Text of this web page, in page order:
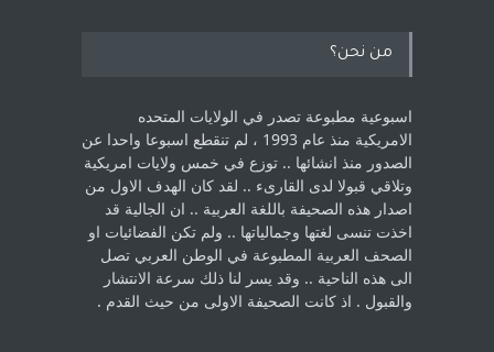
من نحن؟
اسبوعية مطبوعة تصدر في الولايات المتحده
الامريكية منذ عام 1993 ، لم ‏تنقطع اسبوعا واحدا عن
الصدور منذ انشائها .. توزع في خمس ولايات امريكية
‏وتلاقي قبولا لدى القارىء ..‏ لقد كان الهدف الاول من
اصدار هذه الصحيفة باللغة العربية .. ان الجالية قد
اخذت ‏تنسى لغتها وجمالياتها .. ولم تكن الفضائيات او
الصحف العربية المطبوعة في الوطن ‏العربي تصل
الى هذه الناحية .. وقد يسر لنا ذلك سرعة الانتشار
والقبول . اذ كانت ‏الصحيفة الاولى من حيث القدم . ‏